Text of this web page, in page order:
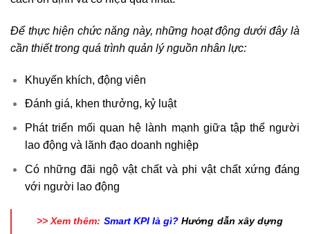
Để thực hiện chức năng này, những hoạt động dưới đây là
cần thiết trong quá trình quản lý nguồn nhân lực:
Khuyến khích, động viên
Đánh giá, khen thưởng, kỷ luật
Phát triển mối quan hệ lành mạnh giữa tập thể người
lao động và lãnh đạo doanh nghiệp
Có những đãi ngộ vật chất và phi vật chất xứng đáng
với người lao động
>> Xem thêm: Smart KPI là gì? Hướng dẫn xây dựng